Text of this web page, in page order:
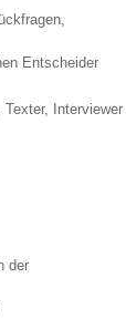
Entscheider
Interviewer
der